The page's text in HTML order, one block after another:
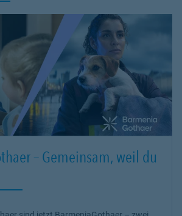
– Gemeinsam, weil du